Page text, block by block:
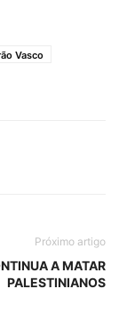
Vasco
Próximo artigo
A MATAR
PALESTINIANOS